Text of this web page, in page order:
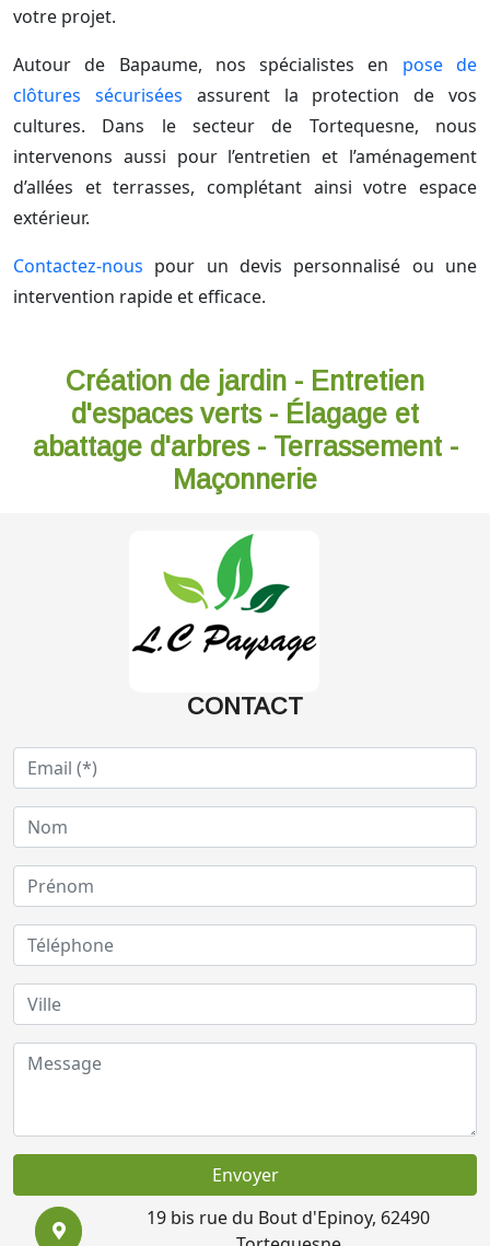
votre projet.
Autour de Bapaume, nos spécialistes en pose de
clôtures sécurisées assurent la protection de vos
cultures. Dans le secteur de Tortequesne, nous
intervenons aussi pour l’entretien et l’aménagement
d’allées et terrasses, complétant ainsi votre espace
extérieur.
Contactez-nous pour un devis personnalisé ou une
intervention rapide et efficace.
Création de jardin - Entretien
d'espaces verts - Élagage et
abattage d'arbres - Terrassement -
Maçonnerie
CONTACT
Envoyer
19 bis rue du Bout d'Epinoy, 62490